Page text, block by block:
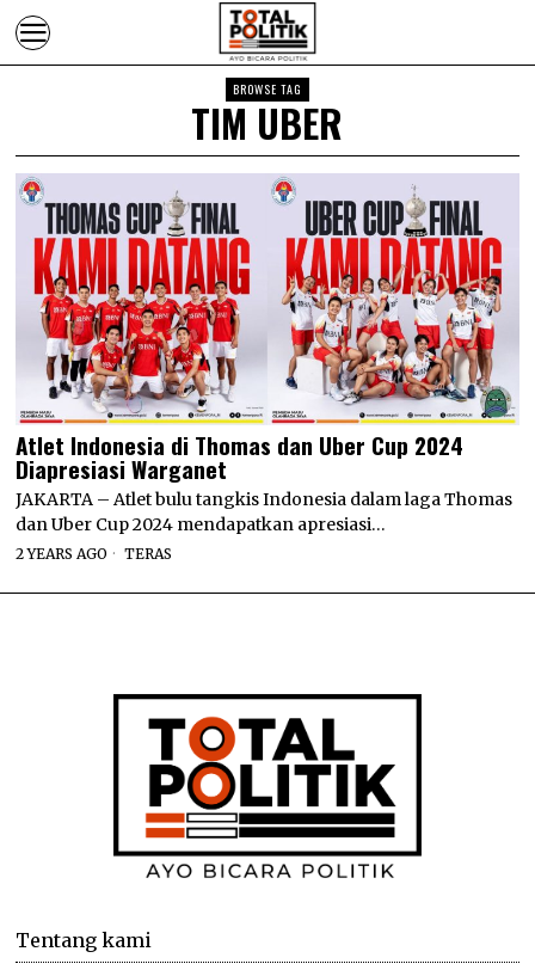
BROWSE TAG
TIM UBER
Atlet Indonesia di Thomas dan Uber Cup 2024
Diapresiasi Warganet
JAKARTA – Atlet bulu tangkis Indonesia dalam laga Thomas
dan Uber Cup 2024 mendapatkan apresiasi…
2 YEARS AGO TERAS
Tentang kami